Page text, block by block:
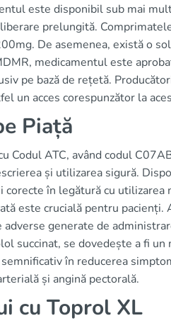
este disponibil sub mai
prelungită.
De asemenea, există o
medicamentul este
pe bază de rețetă.
un acces corespunzător la
Piață
Codul ATC, având codul
și utilizarea sigură.
în legătură cu
este crucială pentru
generate de
succinat, se dovedește a fi
în reducerea
și angină pectorală.
cu Toprol XL